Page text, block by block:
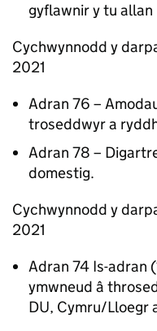
gyflawnir y tu allan
Cychwynnodd y
2021
Adran 76 –
troseddwyr a
Adran 78 –
domestig.
Cychwynnodd y
2021
Adran 74 Is-adran
ymwneud â
DU, Cymru/Lloegr